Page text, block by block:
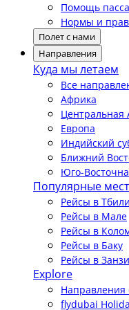
Помощь
Нормы и
Полет с нами
Направления
Куда мы летаем
Все
Африка
Центральная
Европа
Индийский
Ближний
Юго-
Популярные
Рейсы в
Рейсы в Мале
Рейсы в
Рейсы в Баку
Рейсы в
Explore
Направления
flydubai